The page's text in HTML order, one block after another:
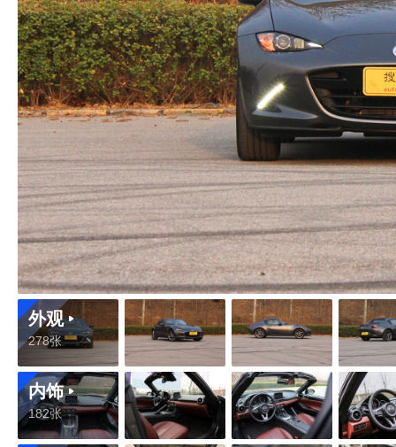
外观
278张
内饰
182张